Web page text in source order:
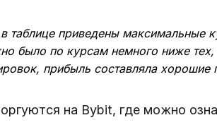
в таблице приведены максимальные
было по курсам немного ниже
прибыль составляла хорошие
на Bybit, где можно